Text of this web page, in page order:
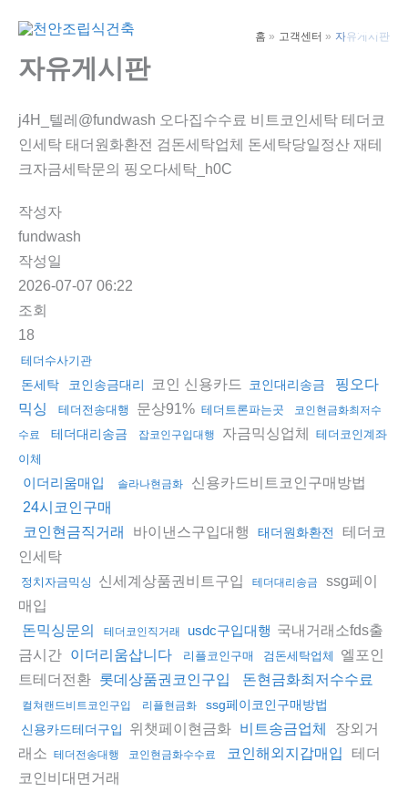
Main
홈 고객센터 자유게시판
자유게시판
j4H_텔레@fundwash 오다집수수료 비트코인세탁 테더코
인세탁 태더원화환전 검돈세탁업체 돈세탁당일정산 재테
크자금세탁문의 핑오다세탁_h0C
작성자
fundwash
작성일
2026-07-07 06:22
조회
18
테더수사기관
돈세탁 코인송금대리 코인 신용카드 코인대리송금
핑오다
믹싱
테더전송대행 문상91% 테더트론파는곳
코인현금화최저수
수료
테더대리송금 잡코인구입대행 자금믹싱업체 테더코인계좌
이체
이더리움매입 솔라나현금화 신용카드비트코인구매방법
24시코인구매
코인현금직거래
바이낸스구입대행 태더원화환전
테더코
인세탁
정치자금믹싱 신세계상품권비트구입 테더대리송금
ssg페이
매입
돈믹싱문의 테더코인직거래 usdc구입대행 국내거래소fds출
금시간 이더리움삽니다 리플코인구매 검돈세탁업체
엘포인
트테더전환 롯데상품권코인구입 돈현금화최저수수료
컬쳐랜드비트코인구입 리플현금화
ssg페이코인구매방법
신용카드테더구입
위챗페이현금화 비트송금업체
장외거
래소 테더전송대행 코인현금화수수료 코인해외지갑매입
테더
코인비대면거래